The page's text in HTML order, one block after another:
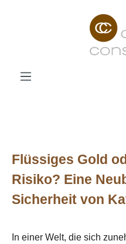
Zum Hauptinhalt springen
Flüssiges Gold
Risiko? Eine
Sicherheit von
In einer Welt, die sich